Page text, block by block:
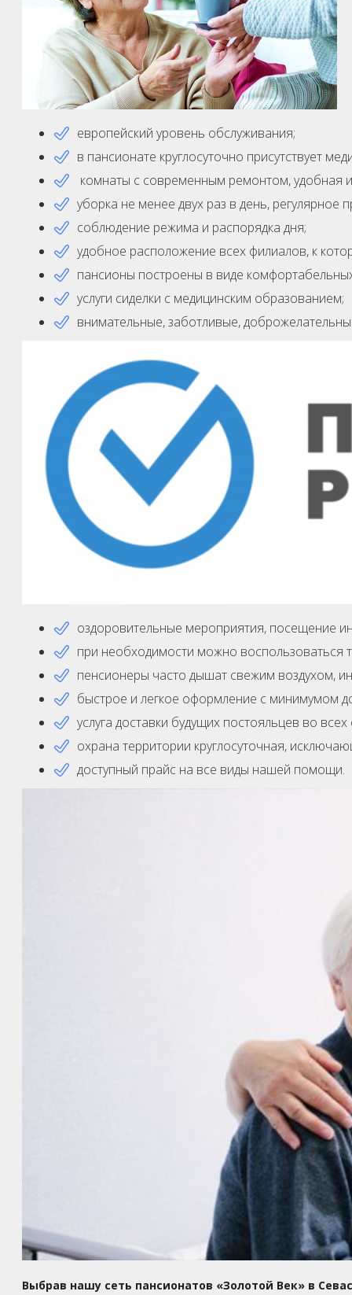
европейский уровень обслуживания;
в пансионате круглосуточно присутствует
комнаты с современным ремонтом, удобная
уборка не менее двух раз в день,
соблюдение режима и распорядка дня;
удобное расположение всех филиалов, к
пансионы построены в виде
услуги сиделки с медицинским образованием;
внимательные, заботливые,
оздоровительные мероприятия, посещение
при необходимости можно воспользоваться
пенсионеры часто дышат свежим воздухом,
быстрое и легкое оформление с минимумом
услуга доставки будущих постояльцев во
охрана территории круглосуточная,
доступный прайс на все виды нашей помощи.
Выбрав нашу сеть пансионатов «Золотой Век» в